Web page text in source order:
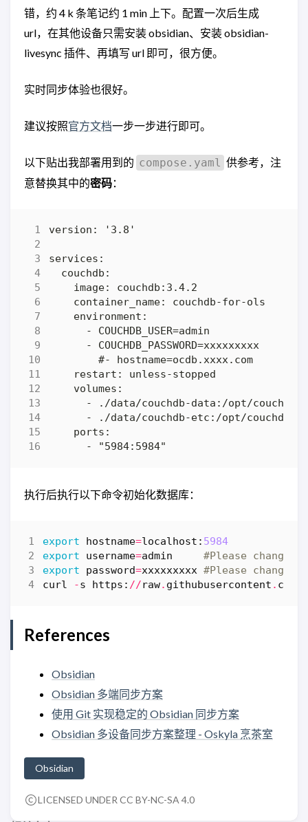
错，约 4 k 条笔记约 1 min 上下。配置一次后生成
url，在其他设备只需安装 obsidian、安装 obsidian-
livesync 插件、再填写 url 即可，很方便。
实时同步体验也很好。
建议按照官方文档一步一步进行即可。
以下贴出我部署用到的 compose.yaml 供参考，注
意替换其中的密码：
执行后执行以下命令初始化数据库：
export hostname=localhost : 5984
export
username=admin
#Please change
export
password=xxxxxxxxx #Please change
curl
-s https : //raw. githubusercontent . com
References
Obsidian
Obsidian 多端同步方案
使用 Git 实现稳定的 Obsidian 同步方案
Obsidian 多设备同步方案整理 - Oskyla 烹茶室
Obsidian
LICENSED UNDER CC BY-NC-SA 4.0